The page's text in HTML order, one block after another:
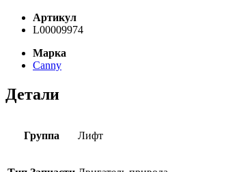
Артикул
L00009974
Марка
Canny
Детали
Группа Лифт